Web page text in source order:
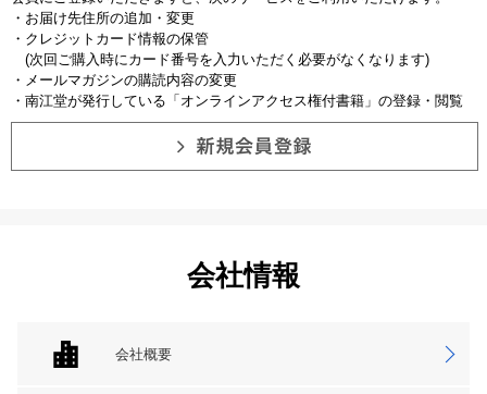
・お届け先住所の追加・変更
・クレジットカード情報の保管
(次回ご購入時にカード番号を入力いただく必要がなくなります)
・メールマガジンの購読内容の変更
・南江堂が発行している「オンラインアクセス権付書籍」の登録・閲覧
会社情報
会社概要